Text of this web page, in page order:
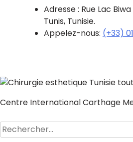
Adresse : Rue Lac
Tunis, Tunisie.
Appelez-nous: (+33)
Centre International Carthage